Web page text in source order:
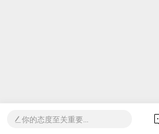
你的态度至关重要...